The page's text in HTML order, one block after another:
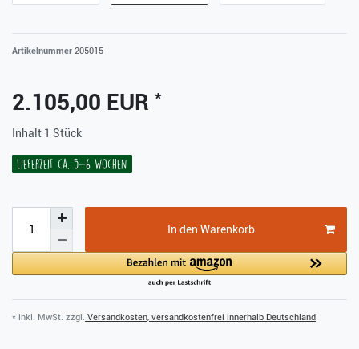
Artikelnummer 205015
2.105,00 EUR *
Inhalt 1 Stück
Lieferzeit ca. 5-6 Wochen
In den Warenkorb
* inkl. MwSt. zzgl. Versandkosten, versandkostenfrei innerhalb Deutschland